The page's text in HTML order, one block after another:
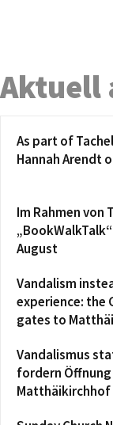
Aktuell
As part of
Hannah Arendt
Im Rahmen von
August
Vandalism
experience: the
gates to
Vandalismus
fordern Öffnung
Matthäikirchhof